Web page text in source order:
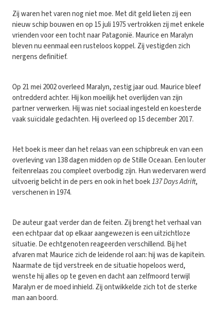
Zij waren het varen nog niet moe. Met dit geld lieten zij een
nieuw schip bouwen en op 15 juli 1975 vertrokken zij met enkele
vrienden voor een tocht naar Patagonië. Maurice en Maralyn
bleven nu eenmaal een rusteloos koppel. Zij vestigden zich
nergens definitief.
Op 21 mei 2002 overleed Maralyn, zestig jaar oud. Maurice bleef
ontredderd achter. Hij kon moeilijk het overlijden van zijn
partner verwerken. Hij was niet sociaal ingesteld en koesterde
vaak suïcidale gedachten. Hij overleed op 15 december 2017.
Het boek is meer dan het relaas van een schipbreuk en van een
overleving van 138 dagen midden op de Stille Oceaan. Een louter
feitenrelaas zou compleet overbodig zijn. Hun wedervaren werd
uitvoerig belicht in de pers en ook in het boek137 Days Adrift,
verschenen in 1974.
De auteur gaat verder dan de feiten. Zij brengt het verhaal van
een echtpaar dat op elkaar aangewezen is een uitzichtloze
situatie. De echtgenoten reageerden verschillend. Bij het
afvaren mat Maurice zich de leidende rol aan: hij was de kapitein.
Naarmate de tijd verstreek en de situatie hopeloos werd,
wenste hij alles op te geven en dacht aan zelfmoord terwijl
Maralyn er de moed inhield. Zij ontwikkelde zich tot de sterke
man aan boord.